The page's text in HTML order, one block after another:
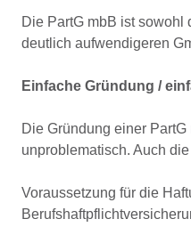
Die PartG mbB ist
deutlich aufwendigeren
Einfache Gründung /
Die Gründung einer
unproblematisch. Auch
Voraussetzung für die